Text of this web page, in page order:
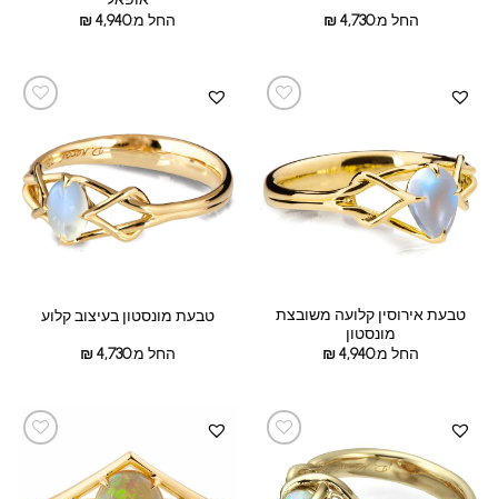
החל מ: ₪4,730
החל מ:
₪4,940
טבעת אירוסין קלועה משובצת
מונסטון
החל מ:
₪4,940
טבעת מונסטון בעיצוב קלוע
החל מ: ₪4,730